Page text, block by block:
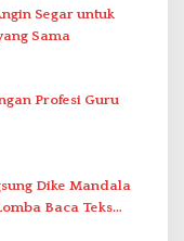
Segar untuk
Sama
Profesi Guru
Baca Teks